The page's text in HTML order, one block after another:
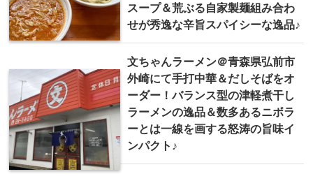
スープ＆荒ぶる自家製麺組み合わ
せが秀逸な辛旨スパイシーな逸品♪
文ちゃんラーメン＠青森県弘前市
外崎にて手打中華＆だしそばをオ
ーダー！バランス型の津軽煮干し
ラーメンの逸品＆数多あるニボラ
ーとは一線を画する怒涛の旨味イ
ンパクト♪